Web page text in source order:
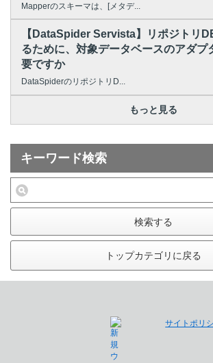
Mapperのスキーマは、[メタデ...
【DataSpider Servista】リポジトリ
るために、対象データベースのアダプ
要ですか
DataSpiderのリポジトリD...
もっと見る
キーワード検索
検索する
トップカテゴリに戻る
サイトポリ